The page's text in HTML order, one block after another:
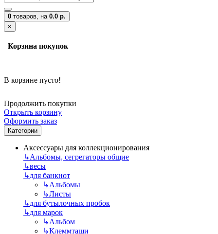
0 товаров, на 0.0 р.
×
Корзина покупок
В корзине пусто!
Продолжить покупки
Открыть корзину
Оформить заказ
Категории
Аксессуары для коллекционирования
↳Альбомы, сегрегаторы общие
↳весы
↳для банкнот
↳Альбомы
↳Листы
↳для бутылочных пробок
↳для марок
↳Альбом
↳Клеммташи